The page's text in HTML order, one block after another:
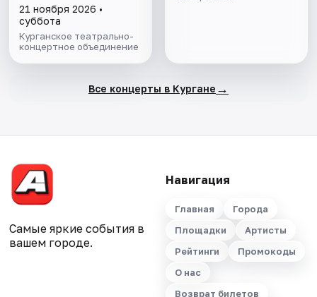
21 ноября 2026 •
суббота
Курганское театрально-
концертное объединение
Все концерты в Кургане →
Самые яркие события в
вашем городе.
Навигация
Главная
Города
Площадки
Артисты
Рейтинги
Промокоды
О нас
Возврат билетов